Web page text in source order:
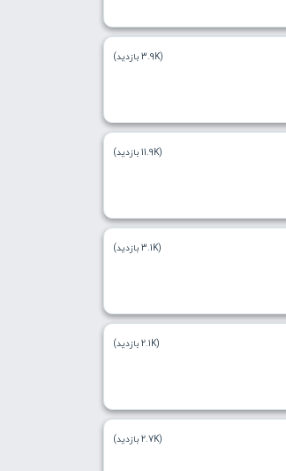
(3.9K بازدید)
(11.9K بازدید)
(3.1K بازدید)
(2.1K بازدید)
(2.7K بازدید)